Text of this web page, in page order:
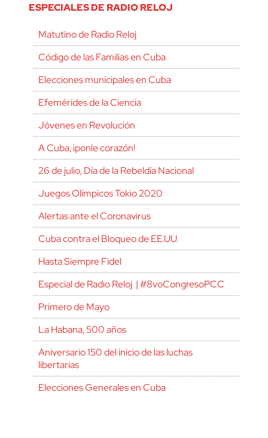
ESPECIALES DE RADIO RELOJ
Matutino de Radio Reloj
Código de las Familias en Cuba
Elecciones municipales en Cuba
Efemérides de la Ciencia
Jóvenes en Revolución
A Cuba, ¡ponle corazón!
26 de julio, Día de la Rebeldía Nacional
Juegos Olímpicos Tokio 2020
Alertas ante el Coronavirus
Cuba contra el Bloqueo de EE.UU.
Hasta Siempre Fidel
Especial de Radio Reloj | #8voCongresoPCC
Primero de Mayo
La Habana, 500 años
Aniversario 150 del inicio de las luchas
libertarias
Elecciones Generales en Cuba